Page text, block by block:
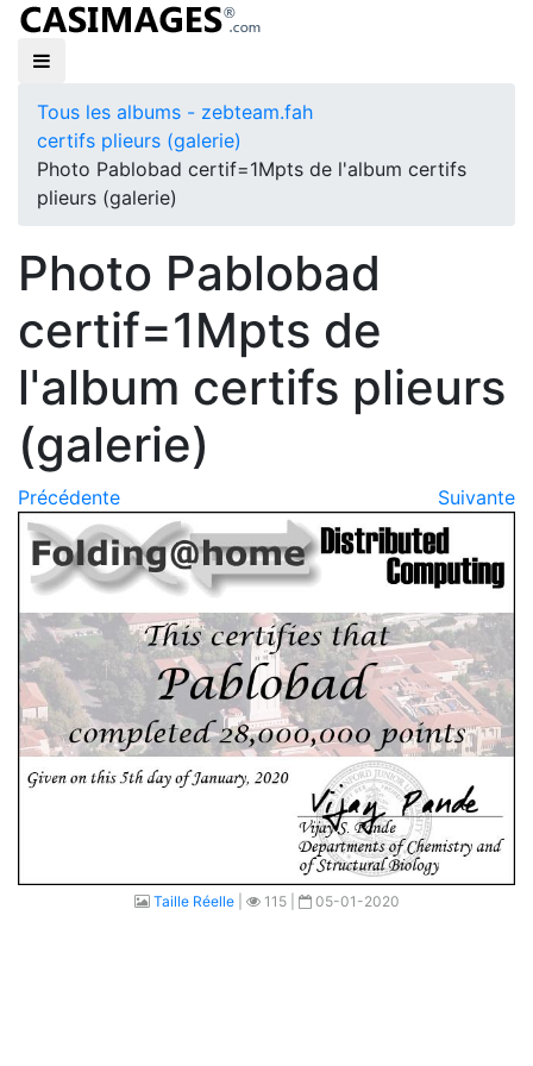
Tous les albums - zebteam.fah
certifs plieurs (galerie)
Photo Pablobad certif=1Mpts de l'album certifs
plieurs (galerie)
Photo Pablobad
certif=1Mpts de
l'album certifs plieurs
(galerie)
Précédente Suivante
Taille Réelle| 115 | 05-01-2020